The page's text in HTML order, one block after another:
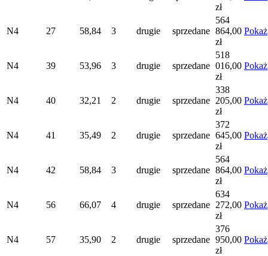
zł
N4 27 58,84 3 drugie sprzedane
564
864,00
zł
Pokaż
N4 39 53,96 3 drugie sprzedane
518
016,00
zł
Pokaż
N4 40 32,21 2 drugie sprzedane
338
205,00
zł
Pokaż
N4 41 35,49 2 drugie sprzedane
372
645,00
zł
Pokaż
N4 42 58,84 3 drugie sprzedane
564
864,00
zł
Pokaż
N4 56 66,07 4 drugie sprzedane
634
272,00
zł
Pokaż
N4 57 35,90 2 drugie sprzedane
376
950,00
zł
Pokaż